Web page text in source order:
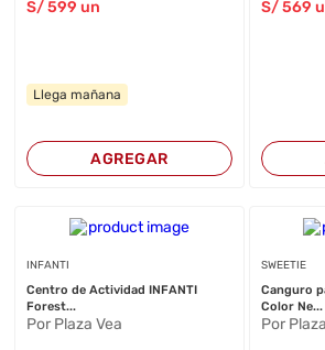
S/599 un
Llega mañana
AGREGAR
S/569
INFANTI
Centro de Actividad INFANTI
Forest...
Por Plaza Vea
SWEETIE
Canguro
Color Ne...
Por